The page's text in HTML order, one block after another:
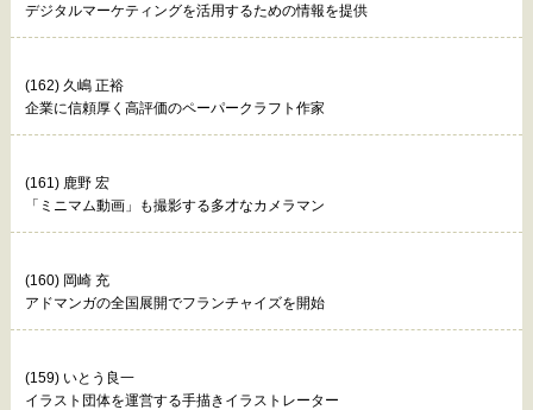
デジタルマーケティングを活用するための情報を提供
(162) 久嶋 正裕
企業に信頼厚く高評価のペーパークラフト作家
(161) 鹿野 宏
「ミニマム動画」も撮影する多才なカメラマン
(160) 岡崎 充
アドマンガの全国展開でフランチャイズを開始
(159) いとう良一
イラスト団体を運営する手描きイラストレーター